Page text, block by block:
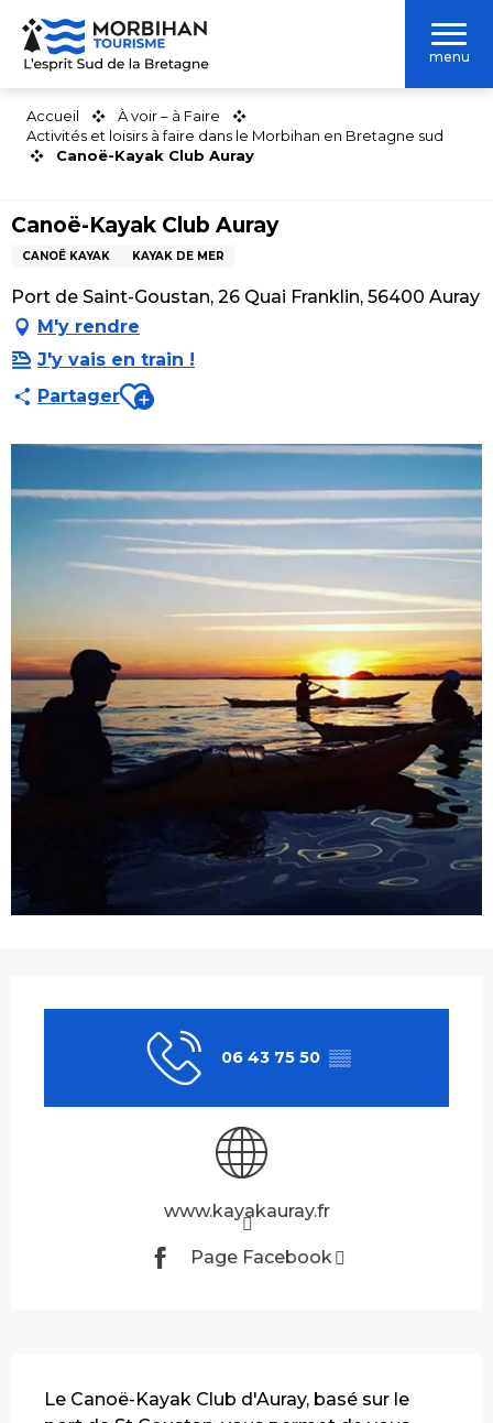
Aller
contenu
menu
Accueil
À voir – à Faire
Activités et loisirs à faire dans le Morbihan en Bretagne sud
Canoë-Kayak Club Auray
Canoë-Kayak Club Auray
CANOË KAYAK KAYAK DE MER
Port de Saint-Goustan, 26 Quai Franklin, 56400 Auray
M'y rendre
J'y vais en train !
PartagerAjouter aux favoris
06 43 75 50 ▒▒
www.kayakauray.fr
Page Facebook
Le Canoë-Kayak Club d'Auray, basé sur le